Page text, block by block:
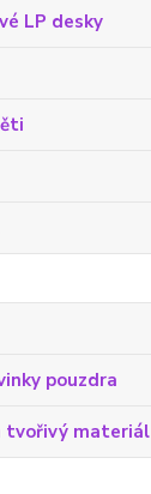
LP desky
pouzdra
tvořivý materiál